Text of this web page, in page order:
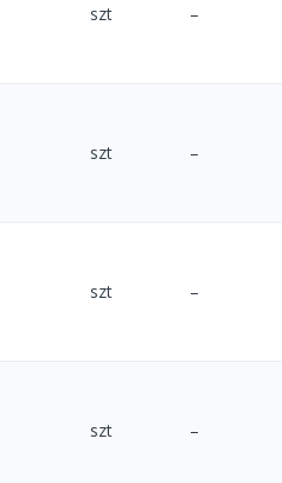
szt –
szt –
szt –
szt –